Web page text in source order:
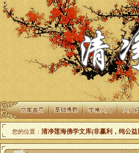
您的位置： 清净莲海佛学文库(非赢利，纯公益